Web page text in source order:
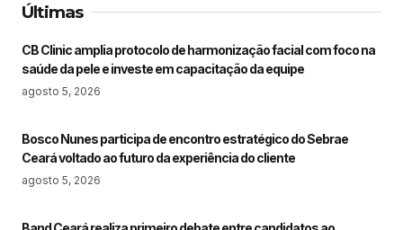
Últimas
CB Clinic amplia protocolo de harmonização facial com foco na
saúde da pele e investe em capacitação da equipe
agosto 5, 2026
Bosco Nunes participa de encontro estratégico do Sebrae
Ceará voltado ao futuro da experiência do cliente
agosto 5, 2026